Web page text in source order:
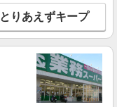
とりあえずキープ